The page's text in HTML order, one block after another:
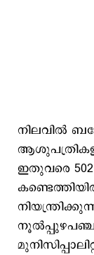
നിലവിൽ
ഇതുവരെ